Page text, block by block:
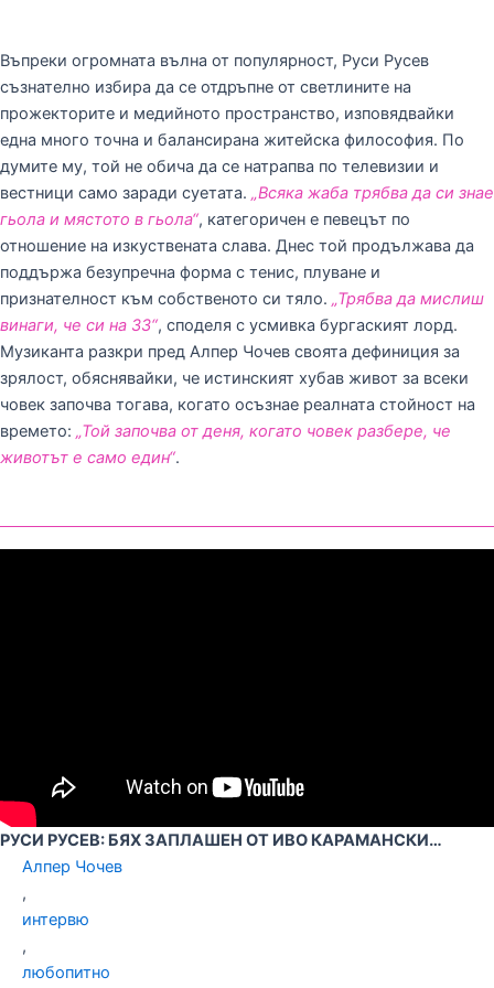
Въпреки огромната вълна от популярност, Руси Русев
съзнателно избира да се отдръпне от светлините на
прожекторите и медийното пространство, изповядвайки
една много точна и балансирана житейска философия. По
думите му, той не обича да се натрапва по телевизии и
вестници само заради суетата. „Всяка жаба трябва да си знае
гьола и мястото в гьола“, категоричен е певецът по
отношение на изкуствената слава. Днес той продължава да
поддържа безупречна форма с тенис, плуване и
признателност към собственото си тяло. „Трябва да мислиш
винаги, че си на 33“, споделя с усмивка бургаският лорд.
Музиканта разкри пред Алпер Чочев своята дефиниция за
зрялост, обяснявайки, че истинският хубав живот за всеки
човек започва тогава, когато осъзнае реалната стойност на
времето: „Той започва от деня, когато човек разбере, че
животът е само един“.
РУСИ РУСЕВ: БЯХ ЗАПЛАШЕН ОТ ИВО КАРАМАНСКИ…
Алпер Чочев
,
интервю
,
любопитно